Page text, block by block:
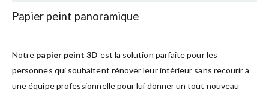
Papier peint panoramique
Notre papier peint 3D est la solution parfaite pour les
personnes qui souhaitent rénover leur intérieur sans recourir à
une équipe professionnelle pour lui donner un tout nouveau